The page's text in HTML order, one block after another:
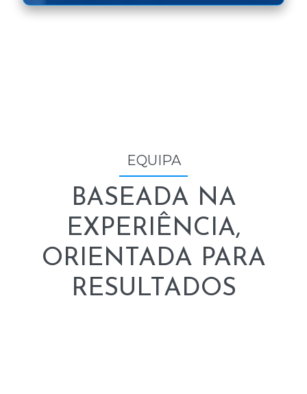
EQUIPA
BASEADA NA
EXPERIÊNCIA,
ORIENTADA PARA
RESULTADOS